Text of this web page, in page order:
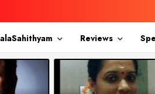
Reviews